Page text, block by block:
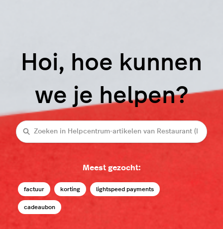
Hoi, hoe kunnen
we je helpen?
Zoeken
Meest gezocht:
factuur korting lightspeed payments
cadeaubon